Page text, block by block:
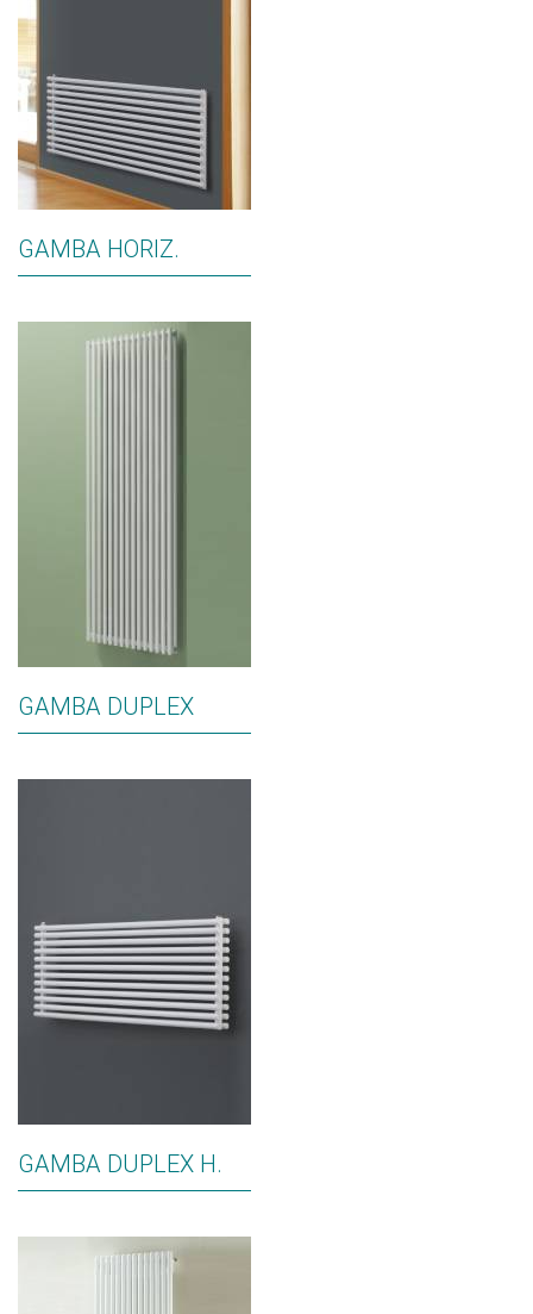
GAMBA HORIZ.
GAMBA DUPLEX
GAMBA DUPLEX H.